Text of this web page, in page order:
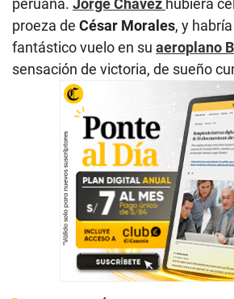
proeza de César Morales, y
fantástico vuelo en su aeroplano
sensación de victoria, de sueño